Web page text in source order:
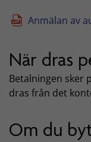
Anmälan av
När dras
Betalningen sker
dras från det
Om du